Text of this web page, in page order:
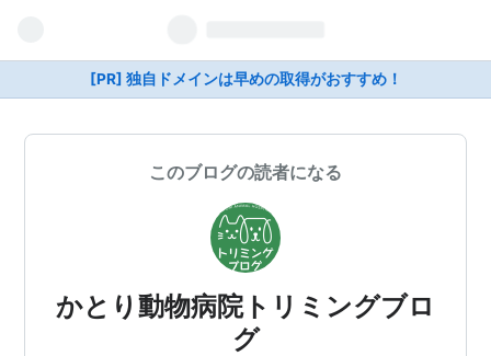
[PR] 独自ドメインは早めの取得がおすすめ！
このブログの読者になる
かとり動物病院トリミングブロ
グ